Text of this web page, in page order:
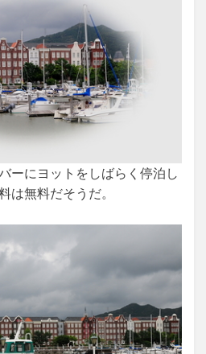
ーにヨットをしばらく停泊し
は無料だそうだ。